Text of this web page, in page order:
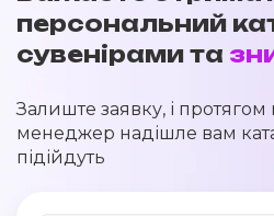
персональний
сувенірами та
Залиште заявку, і
менеджер надішле вам
підійдуть